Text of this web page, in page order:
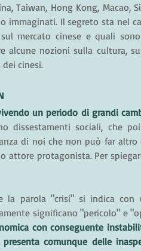
Taiwan, Hong Kong, Macao,
immaginati. Il segreto sta nel
mercato cinese e quali
alcune nozioni sulla cultura,
dei cinesi.
un periodo di grandi
dissestamenti sociali, che
di noi che non può far altro
attore protagonista. Per
la parola "crisi" si indica
significano "pericolo" e
con conseguente
presenta comunque delle